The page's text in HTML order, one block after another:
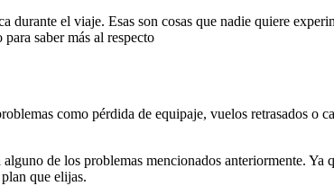
el viaje. Esas son cosas que nadie quiere
saber más al respecto
como pérdida de equipaje, vuelos retrasados ​​o
de los problemas mencionados anteriormente.
que elijas.